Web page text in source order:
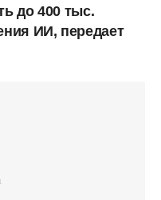
до 400 тыс.
ИИ, передает